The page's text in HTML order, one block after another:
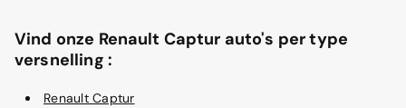
Vind onze Renault Captur auto's per type
versnelling :
Renault Captur